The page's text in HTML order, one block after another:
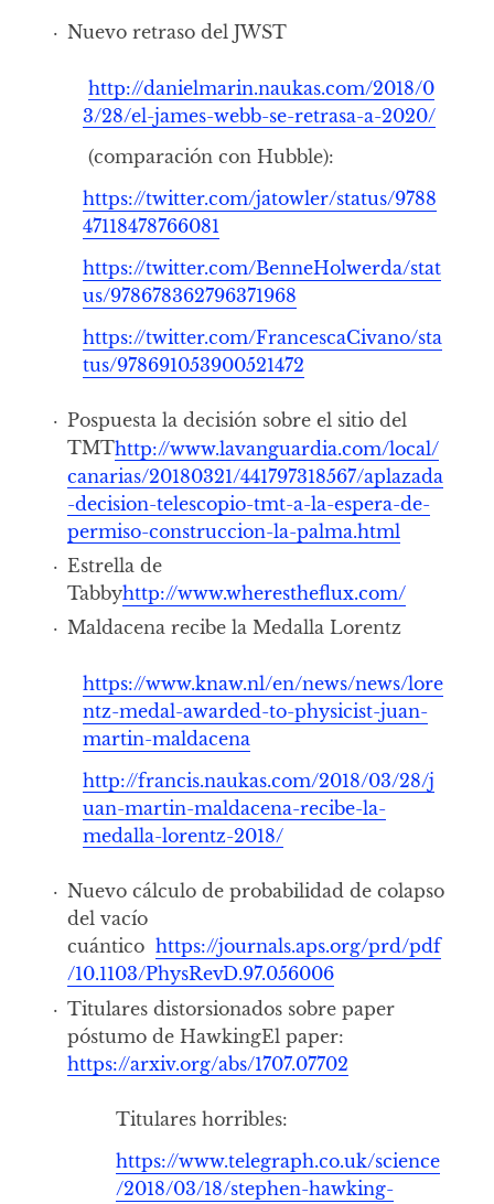
Nuevo retraso del JWST
http://danielmarin.naukas.com/2018/0
3/28/el-james-webb-se-retrasa-a-2020/
(comparación con Hubble):
https://twitter.com/jatowler/status/9788
47118478766081
https://twitter.com/BenneHolwerda/stat
us/978678362796371968
https://twitter.com/FrancescaCivano/sta
tus/978691053900521472
Pospuesta la decisión sobre el sitio del
TMThttp://www.lavanguardia.com/local/
canarias/20180321/441797318567/aplazada
-decision-telescopio-tmt-a-la-espera-de-
permiso-construccion-la-palma.html
Estrella de
Tabbyhttp://www.wherestheflux.com/
Maldacena recibe la Medalla Lorentz
https://www.knaw.nl/en/news/news/lore
ntz-medal-awarded-to-physicist-juan-
martin-maldacena
http://francis.naukas.com/2018/03/28/j
uan-martin-maldacena-recibe-la-
medalla-lorentz-2018/
Nuevo cálculo de probabilidad de colapso
del vacío
cuántico https://journals.aps.org/prd/pdf
/10.1103/PhysRevD.97.056006
Titulares distorsionados sobre paper
póstumo de HawkingEl paper:
https://arxiv.org/abs/1707.07702
Titulares horribles:
https://www.telegraph.co.uk/science
/2018/03/18/stephen-hawking-